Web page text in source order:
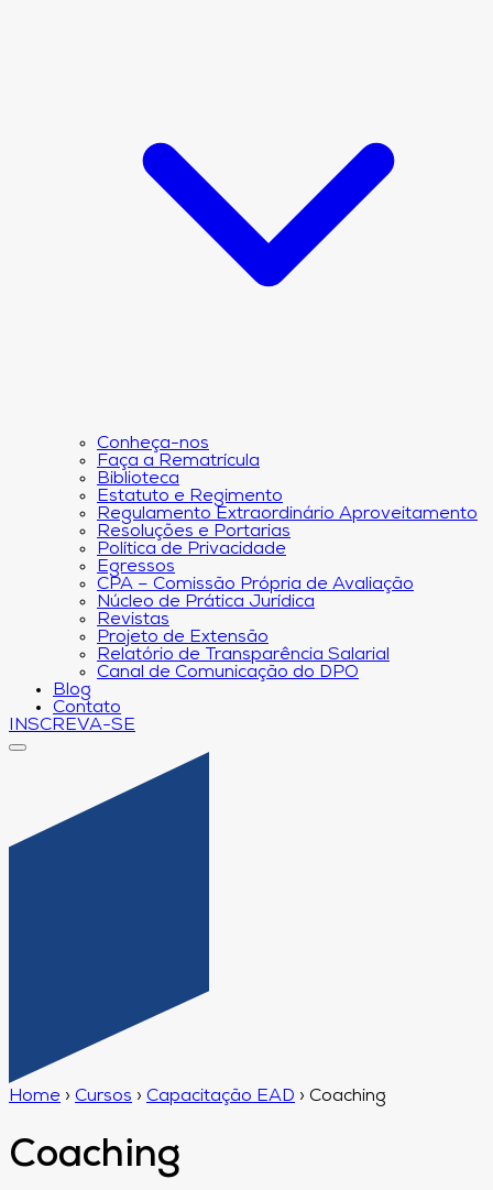
Conheça-nos
Faça a Rematrícula
Biblioteca
Estatuto e Regimento
Regulamento Extraordinário Aproveitamento
Resoluções e Portarias
Política de Privacidade
Egressos
CPA – Comissão Própria de Avaliação
Núcleo de Prática Jurídica
Revistas
Projeto de Extensão
Relatório de Transparência Salarial
Canal de Comunicação do DPO
Blog
Contato
INSCREVA-SE
Home › Cursos › Capacitação EAD › Coaching
Coaching